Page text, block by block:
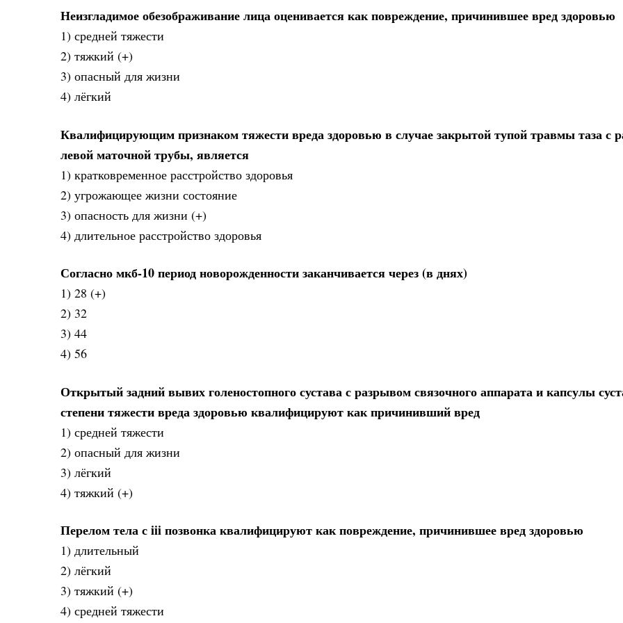
Неизгладимое обезображивание лица оценивается как повреждение, причинившее вред здоровью
1) средней тяжести
2) тяжкий (+)
3) опасный для жизни
4) лёгкий
Квалифицирующим признаком тяжести вреда здоровью в случае закрытой тупой травмы таза с
левой маточной трубы, является
1) кратковременное расстройство здоровья
2) угрожающее жизни состояние
3) опасность для жизни (+)
4) длительное расстройство здоровья
Согласно мкб-10 период новорожденности заканчивается через (в днях)
1) 28 (+)
2) 32
3) 44
4) 56
Открытый задний вывих голеностопного сустава с разрывом связочного аппарата и капсулы
степени тяжести вреда здоровью квалифицируют как причинивший вред
1) средней тяжести
2) опасный для жизни
3) лёгкий
4) тяжкий (+)
Перелом тела с iii позвонка квалифицируют как повреждение, причинившее вред здоровью
1) длительный
2) лёгкий
3) тяжкий (+)
4) средней тяжести